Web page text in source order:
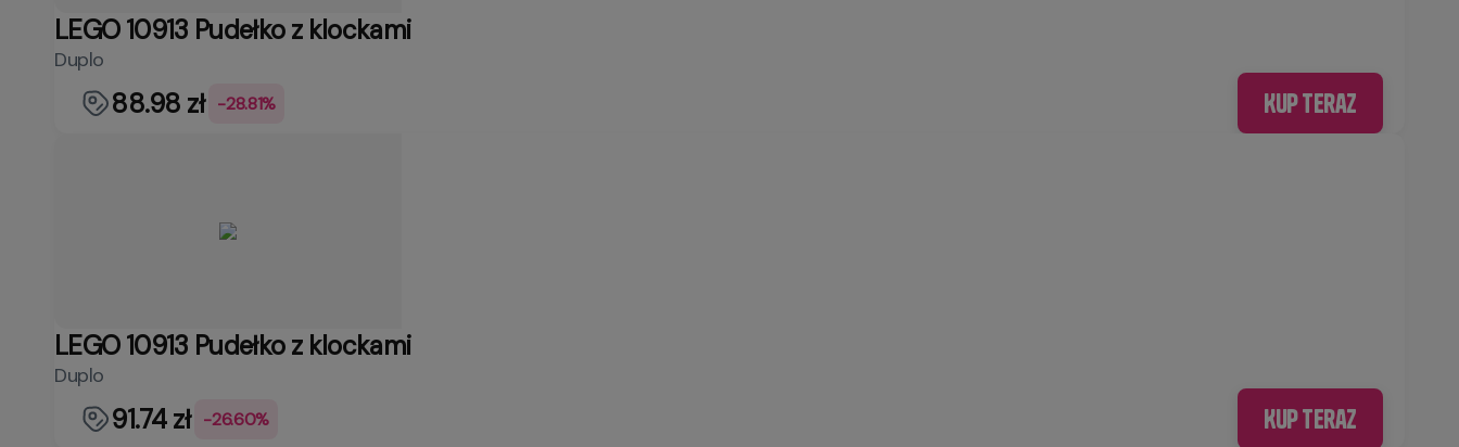
LEGO 10913 Pudełko z klockami
Duplo
88.98 zł -28.81% Kup teraz
LEGO 10913 Pudełko z klockami
Duplo
91.74 zł -26.60% Kup teraz